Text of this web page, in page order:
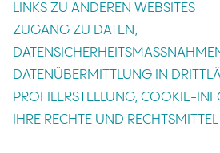
LINKS ZU ANDEREN WEBSITES
ZUGANG ZU DATEN,
DATENÜBERMITTLUNG IN
PROFILERSTELLUNG, COOKIE-
IHRE RECHTE UND RECHTSMITTEL